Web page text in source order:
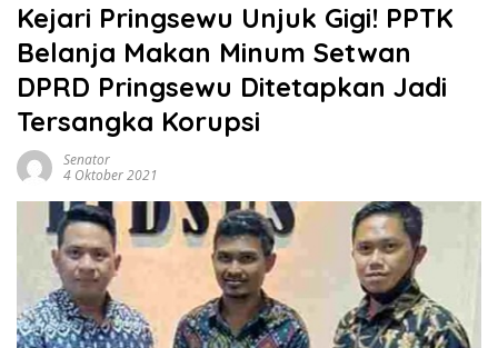
Kejari Pringsewu Unjuk Gigi! PPTK
Belanja Makan Minum Setwan
DPRD Pringsewu Ditetapkan Jadi
Tersangka Korupsi
Senator
4 Oktober 2021